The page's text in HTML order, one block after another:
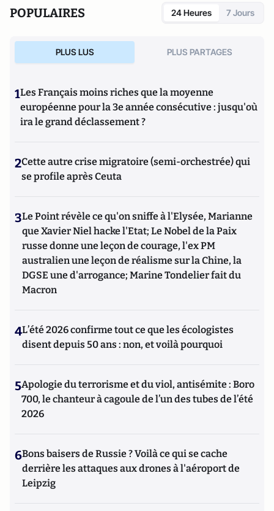
POPULAIRES 24 Heures 7 Jours
PLUS LUS PLUS PARTAGES
1Les Français moins riches que la moyenne
européenne pour la 3e année consécutive : jusqu'où
ira le grand déclassement ?
2Cette autre crise migratoire (semi-orchestrée) qui
se profile après Ceuta
3Le Point révèle ce qu'on sniffe à l'Elysée, Marianne
que Xavier Niel hacke l'Etat; Le Nobel de la Paix
russe donne une leçon de courage, l'ex PM
australien une leçon de réalisme sur la Chine, la
DGSE une d'arrogance; Marine Tondelier fait du
Macron
4L’été 2026 confirme tout ce que les écologistes
disent depuis 50 ans : non, et voilà pourquoi
5Apologie du terrorisme et du viol, antisémite : Boro
700, le chanteur à cagoule de l’un des tubes de l’été
2026
6Bons baisers de Russie ? Voilà ce qui se cache
derrière les attaques aux drones à l'aéroport de
Leipzig